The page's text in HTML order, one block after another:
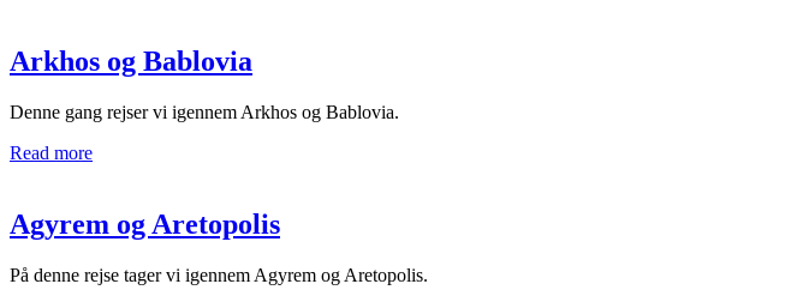
Arkhos og Bablovia
Denne gang rejser vi igennem Arkhos og Bablovia.
Read more
Agyrem og Aretopolis
På denne rejse tager vi igennem Agyrem og Aretopolis.